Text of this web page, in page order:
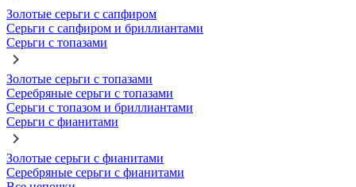
Золотые серьги с сапфиром
Серьги с сапфиром и бриллиантами
Серьги с топазами
Золотые серьги с топазами
Серебряные серьги с топазами
Серьги с топазом и бриллиантами
Серьги с фианитами
Золотые серьги с фианитами
Серебряные серьги с фианитами